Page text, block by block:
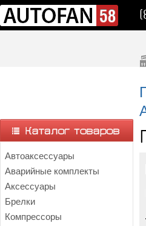
Автоаксессуары
Аварийные комплекты
Аксессуары
Брелки
Компрессоры